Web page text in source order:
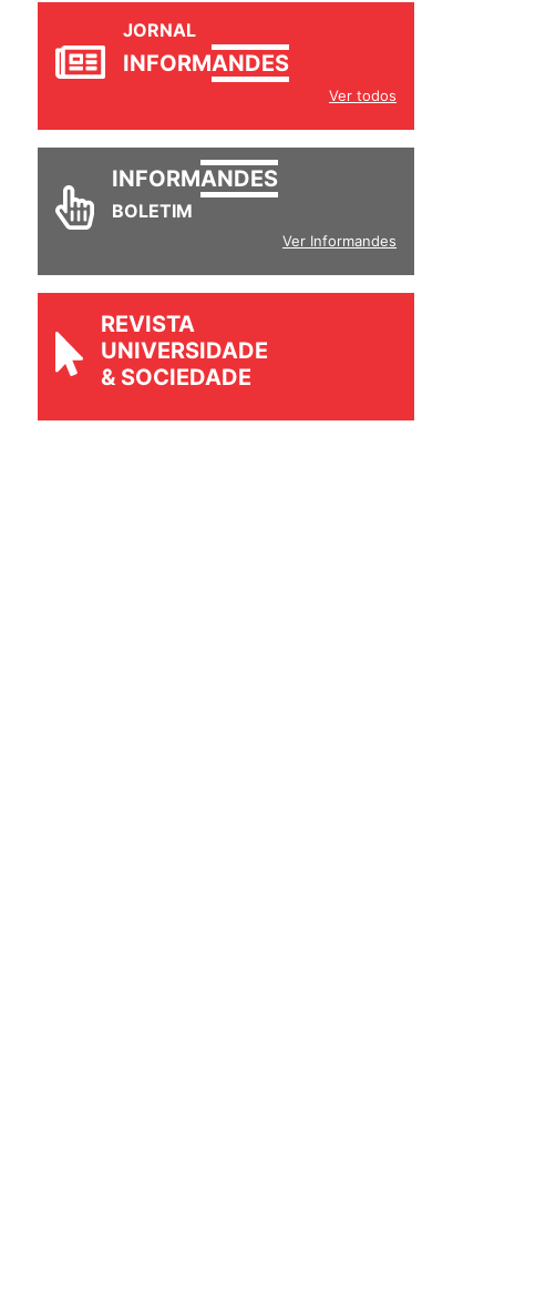
JORNAL
Ver todos
INFORM
Ver Informandes
REVISTA
UNIVERSIDADE